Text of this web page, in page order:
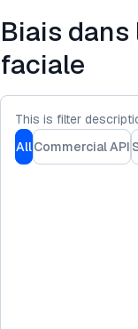
Biais
faciale
This is filter
AllCommercial API